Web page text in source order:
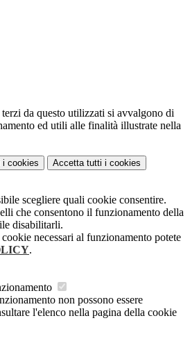
da questo utilizzati si avvalgono di
ed utili alle finalità illustrate nella
i cookies Accetta tutti i cookies
scegliere quali cookie consentire.
che consentono il funzionamento della
disabilitarli.
necessari al funzionamento potete
.
non possono essere
l'elenco nella pagina della cookie